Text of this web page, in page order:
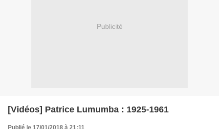
Publicité
[Vidéos] Patrice Lumumba : 1925-1961
Publié le 17/01/2018 à 21:11